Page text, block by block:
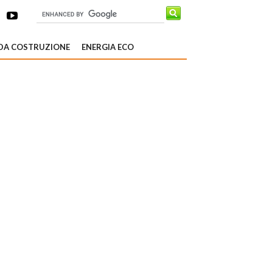
COSTRUZIONE ENERGIA ECO